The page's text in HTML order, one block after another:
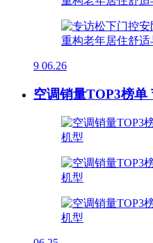
9 06.26
空调销量TOP3榜单